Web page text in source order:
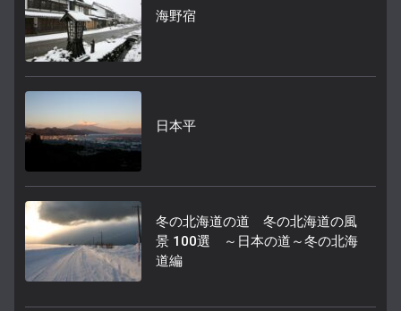
海野宿
日本平
冬の北海道の道 冬の北海道の風
景 100選 ～日本の道～冬の北海
道編